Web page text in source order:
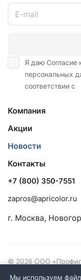
Я даю Согласие
персональных
соответствии с
Компания
Акции
Новости
Контакты
+7 (800) 350-7551
zapros@apricolor.ru
г. Москва,
© 2026 ООО
Мы используем